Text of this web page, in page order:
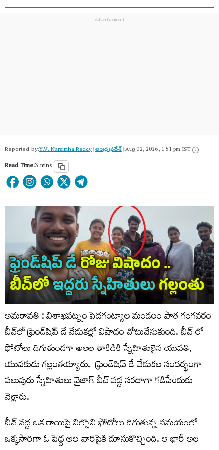
Reported by:Y.V. Narsimha Reddy|ఆంధ్ర ప్రదేశ్|Aug 02, 2026, 1:51 pm IST
Read Time:3 mins
అమరావతి : విశాఖపట్నం పెదగంట్యాల మండలం పాత గంగవరం
బీచ్‌లో ఫ్రెండ్‌షిప్ డే వేడుకల్లో విషాదం చోటుచేసుకుంది. బీచ్ లో
ఫోటోలు దిగుతుండగా అలల తాకిడికి స్నేహితులైన యువతి,
యువకుడు గల్లంతయ్యారు. ఫ్రెండ్‌షిప్ డే వేడుకల సందర్భంగా
పలువురు స్నేహితులు వైజాగ్ బీచ్ వద్ద సరదాగా గడిపేందుకు
వెళ్లారు.
బీచ్ వద్ద ఒక రాయిపై నిల్చొని ఫోటోలు దిగుతున్న సమయంలో
ఒక్కసారిగా ఓ పెద్ద అల వారిపైకి దూసుకొచ్చింది. ఆ భారీ అల